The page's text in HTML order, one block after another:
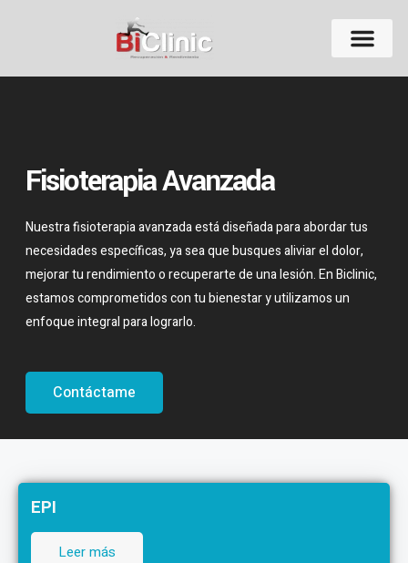
Fisioterapia Avanzada
Nuestra fisioterapia avanzada está diseñada para abordar tus
necesidades específicas, ya sea que busques aliviar el dolor,
mejorar tu rendimiento o recuperarte de una lesión. En Biclinic,
estamos comprometidos con tu bienestar y utilizamos un
enfoque integral para lograrlo.
Contáctame
EPI
Leer más